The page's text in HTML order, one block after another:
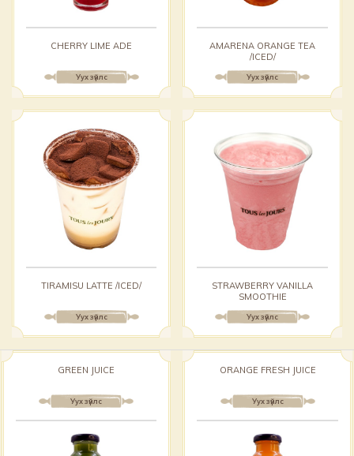
Уух зүйлс
CHERRY LIME ADE
Уух зүйлс
AMARENA ORANGE TEA
/ICED/
Уух зүйлс
TIRAMISU LATTE /ICED/
Уух зүйлс
STRAWBERRY VANILLA
SMOOTHIE
Уух зүйлс
GREEN JUICE
Уух зүйлс
ORANGE FRESH JUICE